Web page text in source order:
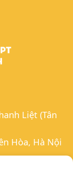
Liệt (Tân
Hòa, Hà Nội